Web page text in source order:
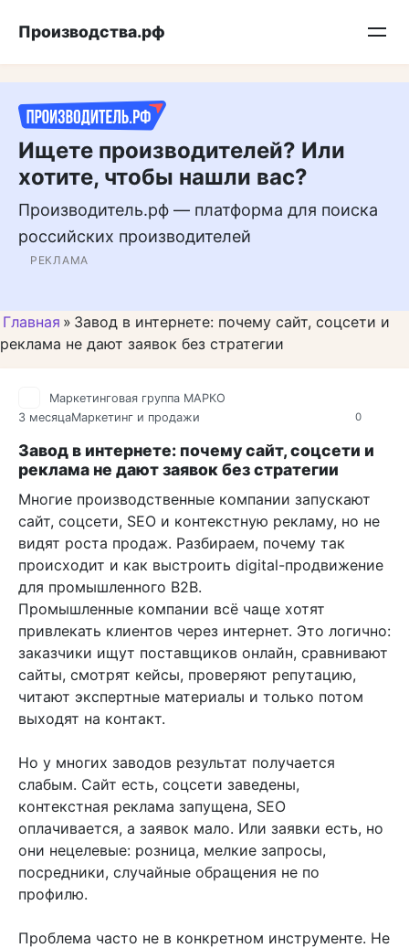
Подписывайтесь на нас в MAX
Производства.рф
Ищете производителей? Или
хотите, чтобы нашли вас?
Производитель.рф — платформа для поиска
российских производителей
РЕКЛАМА
Главная » Завод в интернете: почему сайт, соцсети и
реклама не дают заявок без стратегии
0
Маркетинговая группа МАРКО
3 месяцаМаркетинг и продажи
Завод в интернете: почему сайт, соцсети и
реклама не дают заявок без стратегии
Многие производственные компании запускают
сайт, соцсети, SEO и контекстную рекламу, но не
видят роста продаж. Разбираем, почему так
происходит и как выстроить digital-продвижение
для промышленного B2B.
Промышленные компании всё чаще хотят
привлекать клиентов через интернет. Это логично:
заказчики ищут поставщиков онлайн, сравнивают
сайты, смотрят кейсы, проверяют репутацию,
читают экспертные материалы и только потом
выходят на контакт.
Но у многих заводов результат получается
слабым. Сайт есть, соцсети заведены,
контекстная реклама запущена, SEO
оплачивается, а заявок мало. Или заявки есть, но
они нецелевые: розница, мелкие запросы,
посредники, случайные обращения не по
профилю.
Проблема часто не в конкретном инструменте. Не